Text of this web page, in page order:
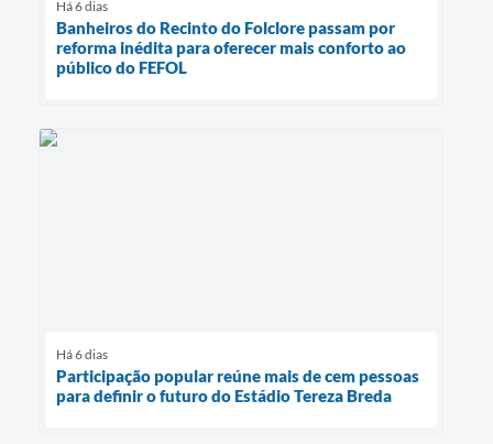
Há 6 dias
Banheiros do Recinto do Folclore passam por
reforma inédita para oferecer mais conforto ao
público do FEFOL
Há 6 dias
Participação popular reúne mais de cem pessoas
para definir o futuro do Estádio Tereza Breda